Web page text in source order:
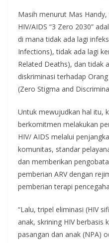
Masih menurut Mas
HIV/AIDS “3 Zero 2030”
di mana tidak ada lagi
Infections), tidak ada lagi
Related Deaths), dan tidak
diskriminasi terhadap
(Zero Stigma and
Untuk mewujudkan hal itu,
berkomitmen melakukan
HIV/ AIDS melalui
komunitas, standar
dan memberikan
pemberian ARV dengan
pemberian terapi
“Lalu, tripel eliminasi (HIV
anak, skrining HIV berbasis
pasangan dan anak (NPA)